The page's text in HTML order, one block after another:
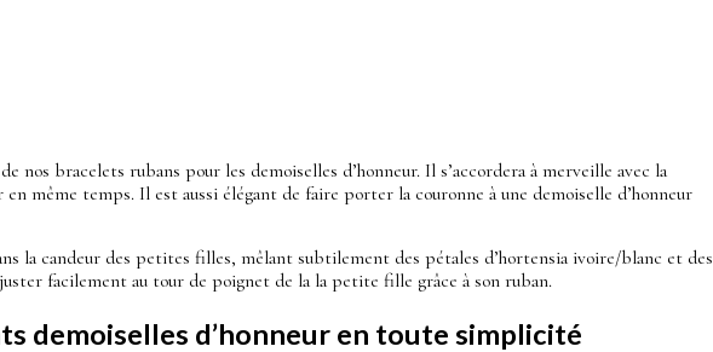
nos bracelets rubans pour les demoiselles d’honneur. Il s’accordera à merveille avec la
même temps. Il est aussi élégant de faire porter la couronne à une demoiselle d’honneur
la candeur des petites filles, mêlant subtilement des pétales d’hortensia ivoire/blanc et des
facilement au tour de poignet de la la petite fille grâce à son ruban.
demoiselles d’honneur en toute simplicité